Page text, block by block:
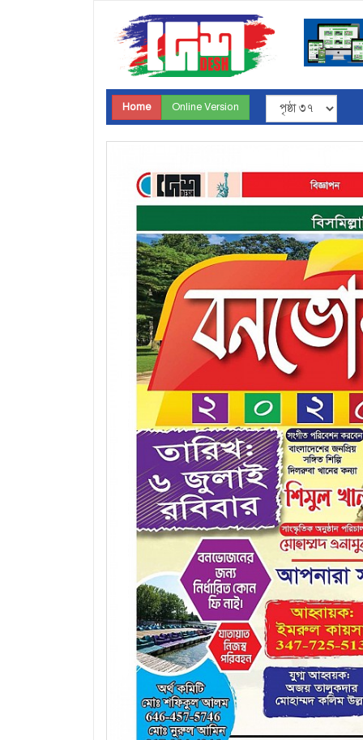
Home Online Version